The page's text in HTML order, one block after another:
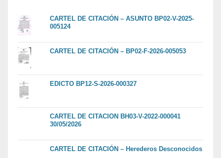
CARTEL DE CITACIÓN – ASUNTO BP02-V-2025-
005124
CARTEL DE CITACIÓN – BP02-F-2026-005053
EDICTO BP12-S-2026-000327
CARTEL DE CITACION BH03-V-2022-000041
30/05/2026
CARTEL DE CITACIÓN – Herederos Desconocidos